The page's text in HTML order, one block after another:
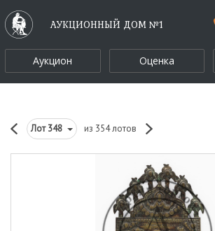
АУКЦИОННЫЙ ДОМ №1
Аукцион Оценка
Лот348 из 354 лотов